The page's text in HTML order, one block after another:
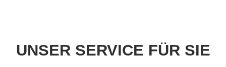
UNSER SERVICE FÜR SIE